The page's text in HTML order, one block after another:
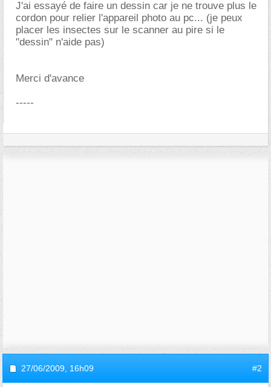
J'ai essayé de faire un dessin car je ne trouve plus le
cordon pour relier l'appareil photo au pc... (je peux
placer les insectes sur le scanner au pire si le
"dessin" n'aide pas)
Merci d'avance
-----
27/06/2009, 16h09 #2